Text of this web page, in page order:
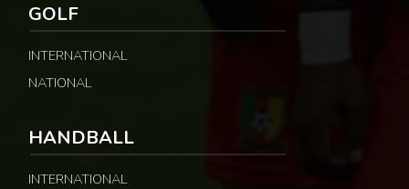
GOLF
INTERNATIONAL
NATIONAL
HANDBALL
INTERNATIONAL